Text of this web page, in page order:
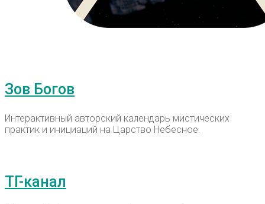
Зов Богов
Интерактивный авторский календарь мистических
практик и инициаций на Царство Небесное.
ТГ-канал